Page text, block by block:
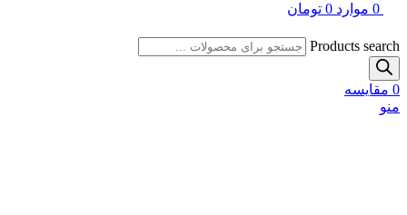
0 موارد 0 تومان
Products search
0 مقایسه
منو